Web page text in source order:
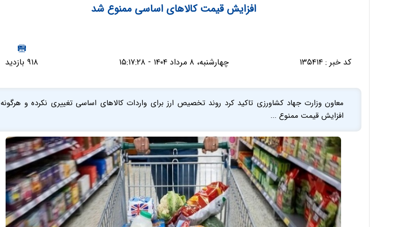
افزایش قیمت کالاهای اساسی ممنوع شد
کد خبر : ۱۳۵۴۱۴ چهارشنبه، ۸ مرداد ۱۴۰۴ - ۱۵:۱۷:۲۸ ۹۱۸ بازدید
معاون وزارت جهاد کشاورزی تاکید کرد روند تخصیص ارز برای واردات کالاهای اساسی تغییری نکرده و هرگونه
افزایش قیمت ممنوع ...